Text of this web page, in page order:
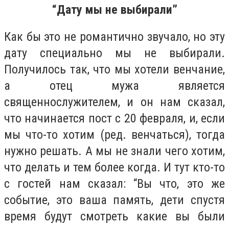
“Дату мы не выбирали”
Как бы это не романтично звучало, но эту
дату специально мы не выбирали.
Получилось так, что мы хотели венчание,
а отец мужа является
священнослужителем, и он нам сказал,
что начинается пост с 20 февраля, и, если
мы что-то хотим (ред. венчаться), тогда
нужно решать. А мы не знали чего хотим,
что делать и тем более когда. И тут кто-то
с гостей нам сказал: “Вы что, это же
событие, это ваша память, дети спустя
время будут смотреть какие вы были